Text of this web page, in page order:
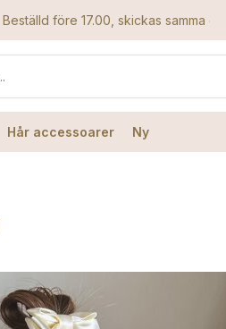
Beställd före 17.00, skickas samma dag
Hår accessoarer Ny